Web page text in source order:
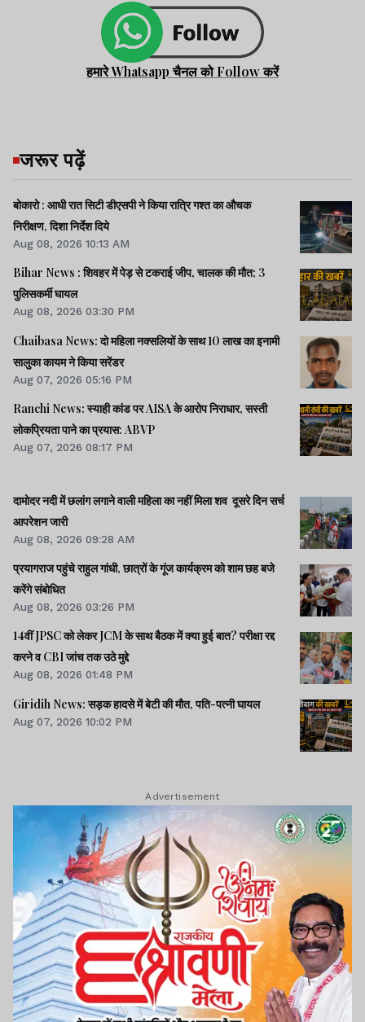
हमारे Whatsapp चैनल को Follow करें
जरूर पढ़ें
बोकारो : आधी रात सिटी डीएसपी ने किया रात्रि गश्त का औचक
निरीक्षण, दिशा निर्देश दिये
Aug 08, 2026 10:13 AM
Bihar News : शिवहर में पेड़ से टकराई जीप, चालक की मौत; 3
पुलिसकर्मी घायल
Aug 08, 2026 03:30 PM
Chaibasa News: दो महिला नक्सलियों के साथ 10 लाख का इनामी
सालुका कायम ने किया सरेंडर
Aug 07, 2026 05:16 PM
Ranchi News: स्याही कांड पर AISA के आरोप निराधार, सस्ती
लोकप्रियता पाने का प्रयास: ABVP
Aug 07, 2026 08:17 PM
दामोदर नदी में छलांग लगाने वाली महिला का नहीं मिला शव दूसरे दिन सर्च
आपरेशन जारी
Aug 08, 2026 09:28 AM
प्रयागराज पहुंचे राहुल गांधी, छात्रों के गूंज कार्यक्रम को शाम छह बजे
करेंगे संबोधित
Aug 08, 2026 03:26 PM
14वीं JPSC को लेकर JCM के साथ बैठक में क्या हुई बात? परीक्षा रद्द
करने व CBI जांच तक उठे मुद्दे
Aug 08, 2026 01:48 PM
Giridih News: सड़क हादसे में बेटी की मौत, पति-पत्नी घायल
Aug 07, 2026 10:02 PM
Advertisement